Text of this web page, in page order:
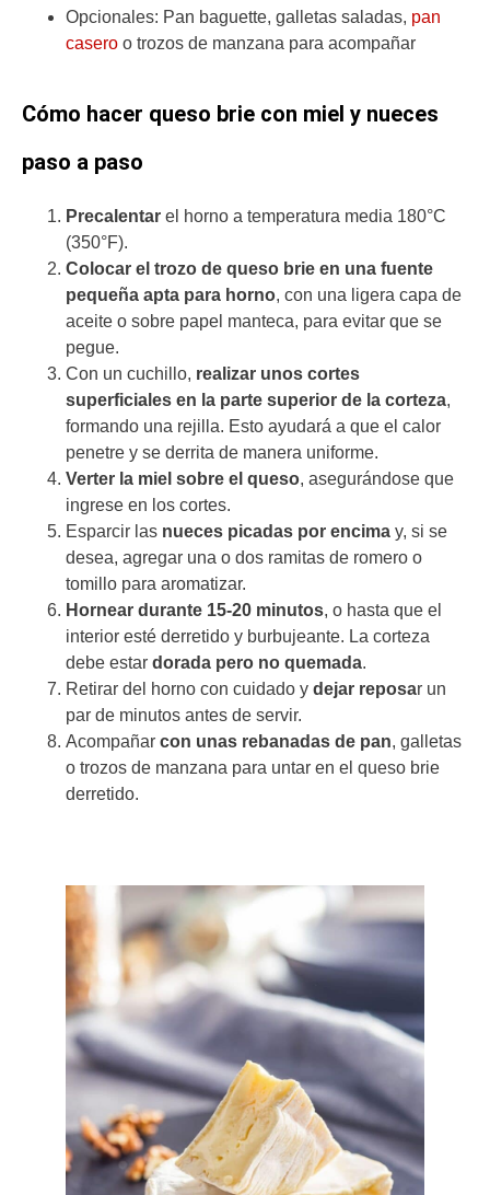
Opcionales: Pan baguette, galletas saladas, pan
casero o trozos de manzana para acompañar
Cómo hacer queso brie con miel y nueces
paso a paso
Precalentar el horno a temperatura media 180°C
(350°F).
Colocar el trozo de queso brie en una fuente
pequeña apta para horno, con una ligera capa de
aceite o sobre papel manteca, para evitar que se
pegue.
Con un cuchillo, realizar unos cortes
superficiales en la parte superior de la corteza,
formando una rejilla. Esto ayudará a que el calor
penetre y se derrita de manera uniforme.
Verter la miel sobre el queso, asegurándose que
ingrese en los cortes.
Esparcir las nueces picadas por encima y, si se
desea, agregar una o dos ramitas de romero o
tomillo para aromatizar.
Hornear durante 15-20 minutos, o hasta que el
interior esté derretido y burbujeante. La corteza
debe estar dorada pero no quemada.
Retirar del horno con cuidado y dejar reposar un
par de minutos antes de servir.
Acompañar con unas rebanadas de pan, galletas
o trozos de manzana para untar en el queso brie
derretido.